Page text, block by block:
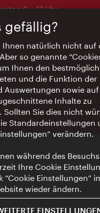
9 – 17 Uhr
rund um die Uhr
gefällig?
Ihnen natürlich nicht auf
so genannte
Ihnen den
und die Funktion der
Auswertungen sowie
Inhalte zu
Sollten Sie dies nicht
Standardeinstellungen
verändern.
während des
Ihre Cookie
“Cookie Einstellungen”
wieder ändern.